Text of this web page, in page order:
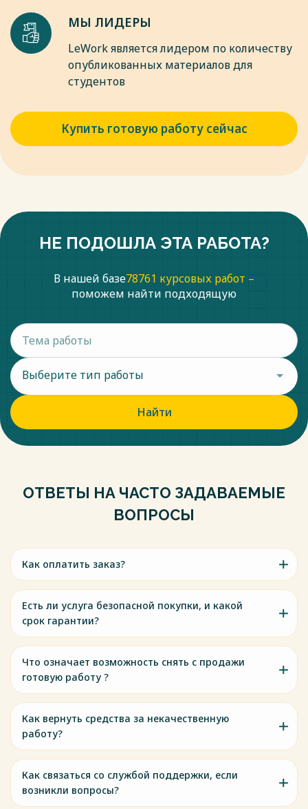
МЫ ЛИДЕРЫ
LeWork является лидером по количеству
опубликованных материалов для
студентов
Купить готовую работу сейчас
НЕ ПОДОШЛА ЭТА РАБОТА?
В нашей базе78761 курсовых работ –
поможем найти подходящую
Выберите тип работы
Найти
ОТВЕТЫ НА ЧАСТО ЗАДАВАЕМЫЕ
ВОПРОСЫ
Как оплатить заказ?
Есть ли услуга безопасной покупки, и какой
срок гарантии?
Что означает возможность снять с продажи
готовую работу ?
Как вернуть средства за некачественную
работу?
Как связаться со службой поддержки, если
возникли вопросы?